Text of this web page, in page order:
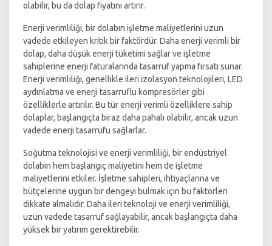
olabilir, bu da dolap fiyatını artırır.
Enerji verimliliği, bir dolabın işletme maliyetlerini uzun
vadede etkileyen kritik bir faktördür. Daha enerji verimli bir
dolap, daha düşük enerji tüketimi sağlar ve işletme
sahiplerine enerji faturalarında tasarruf yapma fırsatı sunar.
Enerji verimliliği, genellikle ileri izolasyon teknolojileri, LED
aydınlatma ve enerji tasarruflu kompresörler gibi
özelliklerle artırılır. Bu tür enerji verimli özelliklere sahip
dolaplar, başlangıçta biraz daha pahalı olabilir, ancak uzun
vadede enerji tasarrufu sağlarlar.
Soğutma teknolojisi ve enerji verimliliği, bir endüstriyel
dolabın hem başlangıç maliyetini hem de işletme
maliyetlerini etkiler. İşletme sahipleri, ihtiyaçlarına ve
bütçelerine uygun bir dengeyi bulmak için bu faktörleri
dikkate almalıdır. Daha ileri teknoloji ve enerji verimliliği,
uzun vadede tasarruf sağlayabilir, ancak başlangıçta daha
yüksek bir yatırım gerektirebilir.